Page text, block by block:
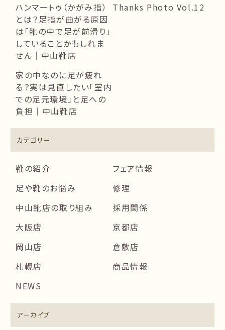
ハンマートゥ（かがみ指）
とは？足指が曲がる原因
は「靴の中で足が前滑り」
していることかもしれま
せん｜中山靴店
Thanks Photo Vol.12
家の中なのに足が疲れ
る？実は見直したい「室内
での足元環境」と足への
負担｜中山靴店
カテゴリー
靴の紹介
フェア情報
足や靴のお悩み
修理
中山靴店の取り組み
採用関係
大阪店
京都店
岡山店
倉敷店
札幌店
商品情報
NEWS
アーカイブ